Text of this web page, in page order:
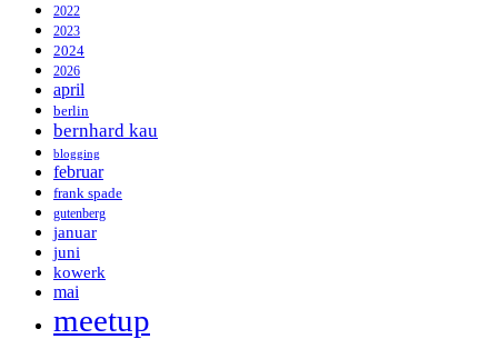
2022
2023
2024
2026
april
berlin
bernhard kau
blogging
februar
frank spade
gutenberg
januar
juni
kowerk
mai
meetup